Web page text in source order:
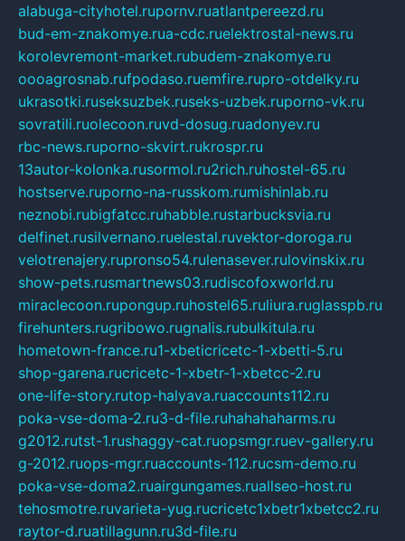
alabuga-cityhotel.rupornv.ruatlantpereezd.ru
bud-em-znakomye.rua-cdc.ruelektrostal-news.ru
korolevremont-market.rubudem-znakomye.ru
oooagrosnab.rufpodaso.ruemfire.rupro-otdelky.ru
ukrasotki.ruseksuzbek.ruseks-uzbek.ruporno-vk.ru
sovratili.ruolecoon.ruvd-dosug.ruadonyev.ru
rbc-news.ruporno-skvirt.rukrospr.ru
13autor-kolonka.rusormol.ru2rich.ruhostel-65.ru
hostserve.ruporno-na-russkom.rumishinlab.ru
neznobi.rubigfatcc.ruhabble.rustarbucksvia.ru
delfinet.rusilvernano.ruelestal.ruvektor-doroga.ru
velotrenajery.rupronso54.rulenasever.rulovinskix.ru
show-pets.rusmartnews03.rudiscofoxworld.ru
miraclecoon.rupongup.ruhostel65.ruliura.ruglasspb.ru
firehunters.rugribowo.rugnalis.rubulkitula.ru
hometown-france.ru1-xbeticricetc-1-xbetti-5.ru
shop-garena.rucricetc-1-xbetr-1-xbetcc-2.ru
one-life-story.rutop-halyava.ruaccounts112.ru
poka-vse-doma-2.ru3-d-file.ruhahahaharms.ru
g2012.rutst-1.rushaggy-cat.ruopsmgr.ruev-gallery.ru
g-2012.ruops-mgr.ruaccounts-112.rucsm-demo.ru
poka-vse-doma2.ruairgungames.ruallseo-host.ru
tehosmotre.ruvarieta-yug.rucricetc1xbetr1xbetcc2.ru
raytor-d.ruatillagunn.ru3d-file.ru